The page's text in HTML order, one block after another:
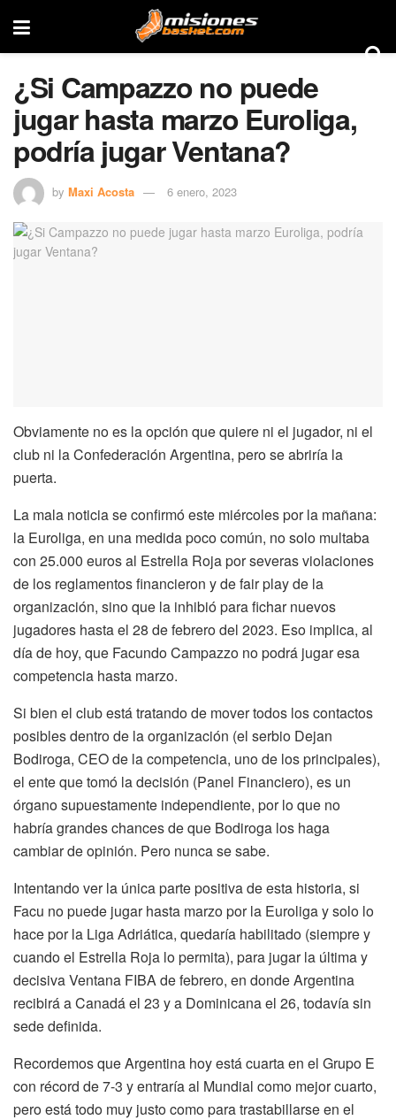
¿Si Campazzo no puede
jugar hasta marzo Euroliga,
podría jugar Ventana?
by Maxi Acosta 6 enero, 2023
Obviamente no es la opción que quiere ni el jugador, ni el
club ni la Confederación Argentina, pero se abriría la
puerta.
La mala noticia se confirmó este miércoles por la mañana:
la Euroliga, en una medida poco común, no solo multaba
con 25.000 euros al Estrella Roja por severas violaciones
de los reglamentos financieron y de fair play de la
organización, sino que la inhibió para fichar nuevos
jugadores hasta el 28 de febrero del 2023. Eso implica, al
día de hoy, que Facundo Campazzo no podrá jugar esa
competencia hasta marzo.
Si bien el club está tratando de mover todos los contactos
posibles dentro de la organización (el serbio Dejan
Bodiroga, CEO de la competencia, uno de los principales),
el ente que tomó la decisión (Panel Financiero), es un
órgano supuestamente independiente, por lo que no
habría grandes chances de que Bodiroga los haga
cambiar de opinión. Pero nunca se sabe.
Intentando ver la única parte positiva de esta historia, si
Facu no puede jugar hasta marzo por la Euroliga y solo lo
hace por la Liga Adriática, quedaría habilitado (siempre y
cuando el Estrella Roja lo permita), para jugar la última y
decisiva Ventana FIBA de febrero, en donde Argentina
recibirá a Canadá el 23 y a Dominicana el 26, todavía sin
sede definida.
Recordemos que Argentina hoy está cuarta en el Grupo E
con récord de 7-3 y entraría al Mundial como mejor cuarto,
pero está todo muy justo como para trastabillarse en el